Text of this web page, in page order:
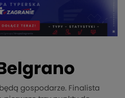
gospodarze. Finalista